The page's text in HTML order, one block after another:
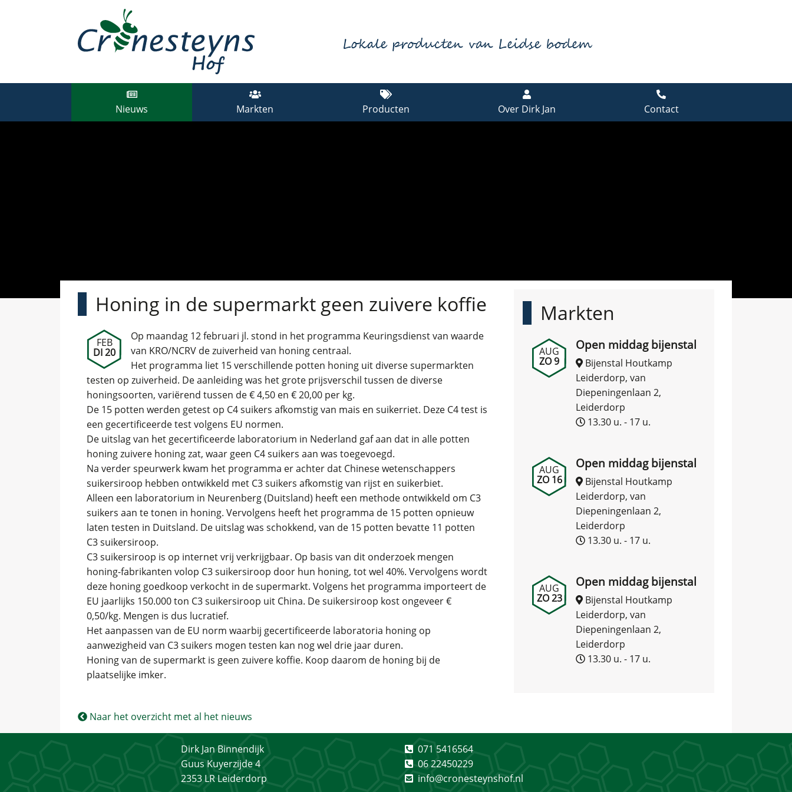
Lokale producten van Leidse bodem
Nieuws Markten Producten Over Dirk Jan Contact
Honing in de supermarkt geen zuivere koffie
FEB
DI 20
Op maandag 12 februari jl. stond in het programma Keuringsdienst van waarde
van KRO/NCRV de zuiverheid van honing centraal.
Het programma liet 15 verschillende potten honing uit diverse supermarkten
testen op zuiverheid. De aanleiding was het grote prijsverschil tussen de diverse
honingsoorten, variërend tussen de € 4,50 en € 20,00 per kg.
De 15 potten werden getest op C4 suikers afkomstig van mais en suikerriet. Deze C4 test is
een gecertificeerde test volgens EU normen.
De uitslag van het gecertificeerde laboratorium in Nederland gaf aan dat in alle potten
honing zuivere honing zat, waar geen C4 suikers aan was toegevoegd.
Na verder speurwerk kwam het programma er achter dat Chinese wetenschappers
suikersiroop hebben ontwikkeld met C3 suikers afkomstig van rijst en suikerbiet.
Alleen een laboratorium in Neurenberg (Duitsland) heeft een methode ontwikkeld om C3
suikers aan te tonen in honing. Vervolgens heeft het programma de 15 potten opnieuw
laten testen in Duitsland. De uitslag was schokkend, van de 15 potten bevatte 11 potten
C3 suikersiroop.
C3 suikersiroop is op internet vrij verkrijgbaar. Op basis van dit onderzoek mengen
honing-fabrikanten volop C3 suikersiroop door hun honing, tot wel 40%. Vervolgens wordt
deze honing goedkoop verkocht in de supermarkt. Volgens het programma importeert de
EU jaarlijks 150.000 ton C3 suikersiroop uit China. De suikersiroop kost ongeveer €
0,50/kg. Mengen is dus lucratief.
Het aanpassen van de EU norm waarbij gecertificeerde laboratoria honing op
aanwezigheid van C3 suikers mogen testen kan nog wel drie jaar duren.
Honing van de supermarkt is geen zuivere koffie. Koop daarom de honing bij de
plaatselijke imker.
Naar het overzicht met al het nieuws
Markten
AUG
ZO 9
Open middag bijenstal
Bijenstal Houtkamp
Leiderdorp, van
Diepeningenlaan 2,
Leiderdorp
13.30 u. - 17 u.
AUG
ZO 16
Open middag bijenstal
Bijenstal Houtkamp
Leiderdorp, van
Diepeningenlaan 2,
Leiderdorp
13.30 u. - 17 u.
AUG
ZO 23
Open middag bijenstal
Bijenstal Houtkamp
Leiderdorp, van
Diepeningenlaan 2,
Leiderdorp
13.30 u. - 17 u.
Dirk Jan Binnendijk
Guus Kuyerzijde 4
2353 LR Leiderdorp
071 5416564
06 22450229
info@cronesteynshof.nl